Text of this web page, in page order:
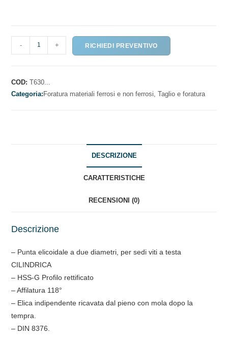
A
DIAMETRI
PER
- + RICHIEDI PREVENTIVO
COD:T630...
Categoria:Foratura materiali ferrosi e non ferrosi,Taglio e foratura
DESCRIZIONE
CARATTERISTICHE
RECENSIONI (0)
Descrizione
– Punta elicoidale a due diametri, per sedi viti a testa
CILINDRICA
– HSS-G Profilo rettificato
– Affilatura 118°
– Elica indipendente ricavata dal pieno con mola dopo la
tempra.
– DIN 8376.